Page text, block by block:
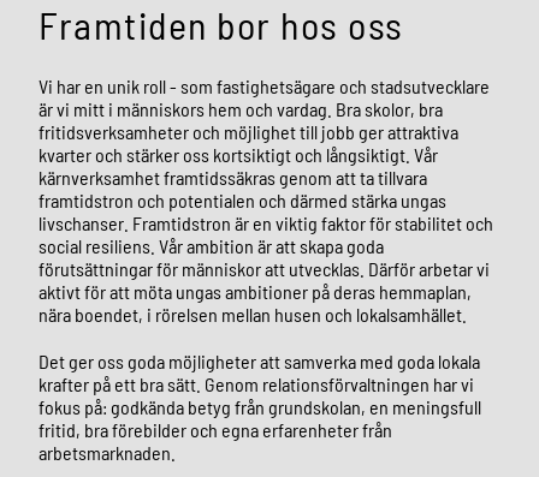
Framtiden bor hos oss
Vi har en unik roll - som fastighetsägare och stadsutvecklare
är vi mitt i människors hem och vardag. Bra skolor, bra
fritidsverksamheter och möjlighet till jobb ger attraktiva
kvarter och stärker oss kortsiktigt och långsiktigt. Vår
kärnverksamhet framtidssäkras genom att ta tillvara
framtidstron och potentialen och därmed stärka ungas
livschanser. Framtidstron är en viktig faktor för stabilitet och
social resiliens. Vår ambition är att skapa goda
förutsättningar för människor att utvecklas. Därför arbetar vi
aktivt för att möta ungas ambitioner på deras hemmaplan,
nära boendet, i rörelsen mellan husen och lokalsamhället.
Det ger oss goda möjligheter att samverka med goda lokala
krafter på ett bra sätt. Genom relationsförvaltningen har vi
fokus på: godkända betyg från grundskolan, en meningsfull
fritid, bra förebilder och egna erfarenheter från
arbetsmarknaden.